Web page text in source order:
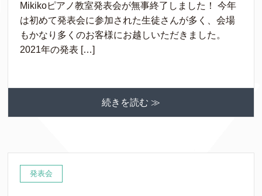
Mikikoピアノ教室発表会が無事終了しました！ 今年
は初めて発表会に参加された生徒さんが多く、会場
もかなり多くのお客様にお越しいただきました。
2021年の発表 […]
続きを読む ≫
発表会